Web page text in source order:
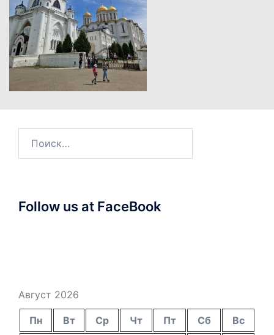
Follow us at FaceBook
Август 2026
Пн Вт Ср Чт Пт Сб
Вс